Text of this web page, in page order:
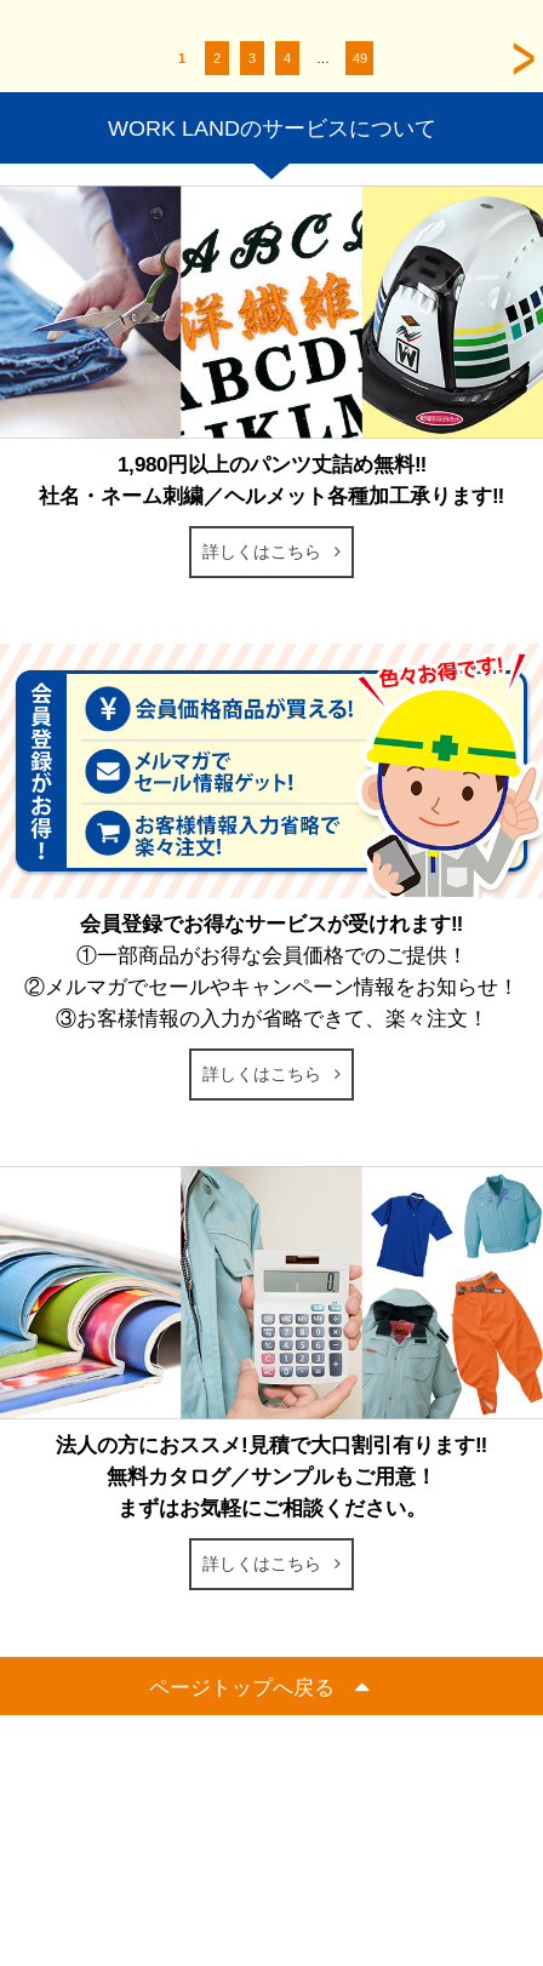
1 2 3 4 49
WORK LANDのサービスについて
1,980円以上のパンツ丈詰め無料‼
社名・ネーム刺繍／ヘルメット各種加工承ります‼
詳しくはこちら
会員登録でお得なサービスが受けれます‼
①一部商品がお得な会員価格でのご提供！
②メルマガでセールやキャンペーン情報をお知らせ！
③お客様情報の入力が省略できて、楽々注文！
詳しくはこちら
法人の方におススメ!見積で大口割引有ります‼
無料カタログ／サンプルもご用意！
まずはお気軽にご相談ください。
詳しくはこちら
ページトップへ戻る